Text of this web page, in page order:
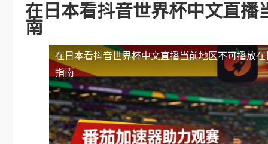
在日本看抖音世界杯中文直播
南
在日本看抖音世界杯中文直播当前地区不可播放在
指南